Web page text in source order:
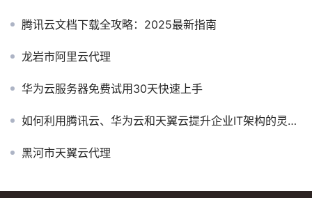
腾讯云文档下载全攻略：2025最新指南
龙岩市阿里云代理
华为云服务器免费试用30天快速上手
如何利用腾讯云、华为云和天翼云提升企业IT架构的灵活性
黑河市天翼云代理